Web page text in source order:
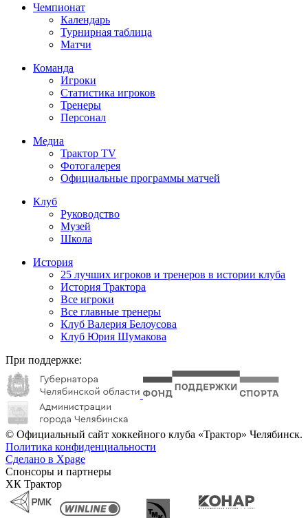
Чемпионат
Календарь
Турнирная таблица
Матчи
Команда
Игроки
Статистика игроков
Тренеры
Персонал
Медиа
Трактор TV
Фотогалерея
Официальные программы матчей
Клуб
Руководство
Музей
Школа
История
25 лучших игроков и тренеров в истории клуба
История Трактора
Все игроки
Все главные тренеры
Клуб Валерия Белоусова
Клуб Юрия Шумакова
При поддержке:
© Официальный сайт хоккейного клуба «Трактор» Челябинск.
Политика конфиденциальности
Сделано в Xpage
Спонсоры и партнеры
ХК Трактор